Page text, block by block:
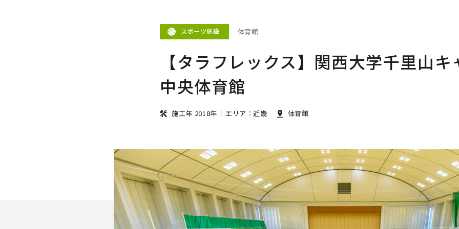
スポーツ施設 体育館
【タラフレックス】関西大学千里山
中央体育館
施工年 2018年 エリア：近畿 体育館